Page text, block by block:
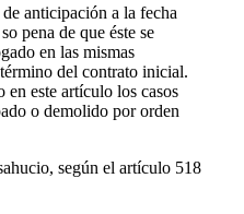
anticipación a la fecha
pena de que éste se
en las mismas
del contrato inicial.
en este artículo los casos
o demolido por orden
según el artículo 518